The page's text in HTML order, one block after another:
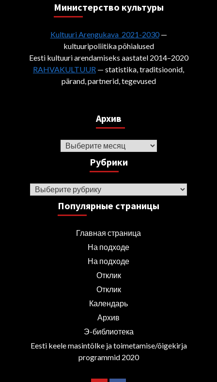
Министерствo культуры
Kultuuri Arengukava 2021-2030—
kultuuripoliitika põhialused
Eesti kultuuri arendamiseks aastatel 2014–2020
RAHVAKULTUUR — statistika, traditsioonid,
pärand, partnerid, tegevused
Архив
Архив
Рубрики
Рубрики
Популярные страницы
Главная страница
На подходе
На подходе
Отклик
Отклик
Календарь
Архив
Э-библиотека
Eesti keele masintõlke ja toimetamise/õigekirja
programmid 2020